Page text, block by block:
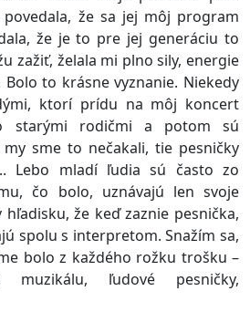
že sa jej môj program
že je to pre jej generáciu to
zažiť, želala mi plno sily, energie
to krásne vyznanie. Niekedy
ktorí prídu na môj koncert
starými rodičmi a potom sú
my sme to nečakali, tie pesničky
Lebo mladí ľudia sú často zo
čo bolo, uznávajú len svoje
hľadisku, že keď zaznie pesnička,
spolu s interpretom. Snažím sa,
bolo z každého rožku trošku –
ľudové pesničky,